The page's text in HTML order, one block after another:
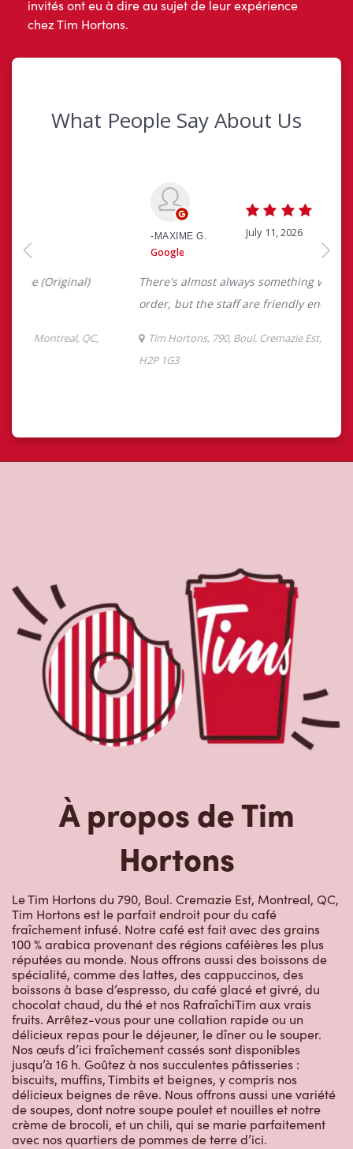
invités ont eu à dire au sujet de leur expérience
chez Tim Hortons.
À propos de Tim
Hortons
Le Tim Hortons du 790, Boul. Cremazie Est, Montreal, QC,
Tim Hortons est le parfait endroit pour du café
fraîchement infusé. Notre café est fait avec des grains
100 % arabica provenant des régions caféières les plus
réputées au monde. Nous offrons aussi des boissons de
spécialité, comme des lattes, des cappuccinos, des
boissons à base d’espresso, du café glacé et givré, du
chocolat chaud, du thé et nos RafraîchiTim aux vrais
fruits. Arrêtez-vous pour une collation rapide ou un
délicieux repas pour le déjeuner, le dîner ou le souper.
Nos œufs d’ici fraîchement cassés sont disponibles
jusqu’à 16 h. Goûtez à nos succulentes pâtisseries :
biscuits, muffins, Timbits et beignes, y compris nos
délicieux beignes de rêve. Nous offrons aussi une variété
de soupes, dont notre soupe poulet et nouilles et notre
crème de brocoli, et un chili, qui se marie parfaitement
avec nos quartiers de pommes de terre d’ici.